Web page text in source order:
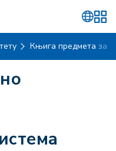
Књига предмета за